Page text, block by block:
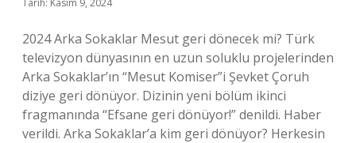
Tarih: Kasım 9, 2024
2024 Arka Sokaklar Mesut geri dönecek mi? Türk
televizyon dünyasının en uzun soluklu projelerinden
Arka Sokaklar’ın “Mesut Komiser”i Şevket Çoruh
diziye geri dönüyor. Dizinin yeni bölüm ikinci
fragmanında “Efsane geri dönüyor!” denildi. Haber
verildi. Arka Sokaklar’a kim geri dönüyor? Herkesin